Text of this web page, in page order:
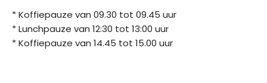
* Koffiepauze van 09.30 tot 09.45 uur
* Lunchpauze van 12:30 tot 13:00 uur
* Koffiepauze van 14.45 tot 15.00 uur